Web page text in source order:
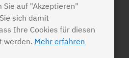
auf "Akzeptieren"
sich damit
Ihre Cookies für diesen
werden. Mehr erfahren